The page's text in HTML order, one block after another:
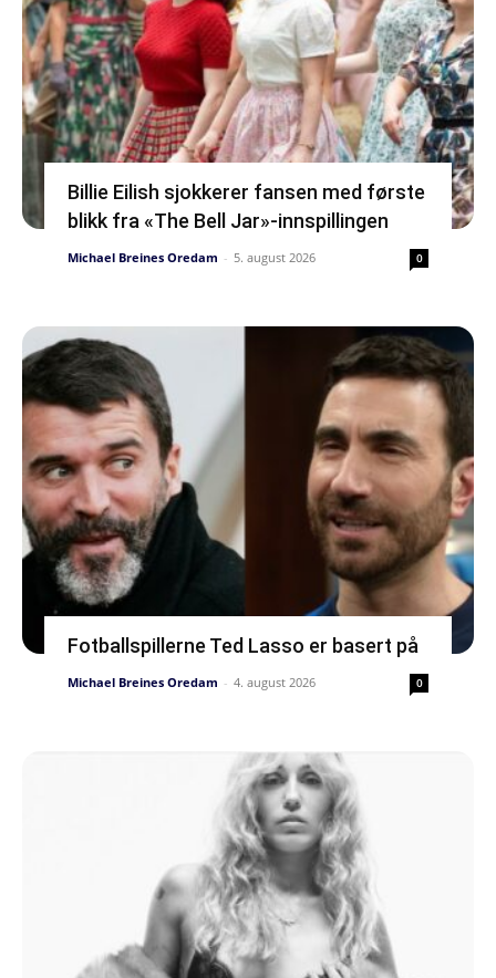
Billie Eilish sjokkerer fansen med første
blikk fra «The Bell Jar»-innspillingen
Michael Breines Oredam - 5. august 2026 0
Fotballspillerne Ted Lasso er basert på
Michael Breines Oredam - 4. august 2026 0